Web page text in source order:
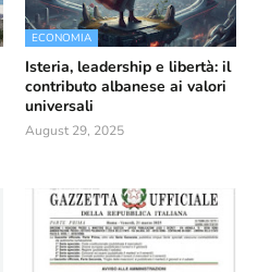
ECONOMIA
Isteria, leadership e libertà: il
contributo albanese ai valori
universali
August 29, 2025